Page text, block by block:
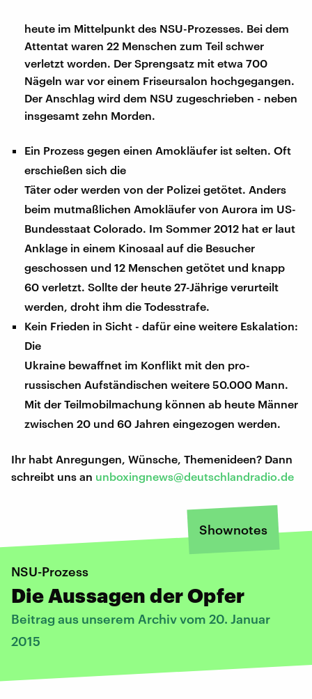
heute im Mittelpunkt des NSU-Prozesses. Bei dem
Attentat waren 22 Menschen zum Teil schwer
verletzt worden. Der Sprengsatz mit etwa 700
Nägeln war vor einem Friseursalon hochgegangen.
Der Anschlag wird dem NSU zugeschrieben - neben
insgesamt zehn Morden.
Ein Prozess gegen einen Amokläufer ist selten. Oft
erschießen sich die
Täter oder werden von der Polizei getötet. Anders
beim mutmaßlichen Amokläufer von Aurora im US-
Bundesstaat Colorado. Im Sommer 2012 hat er laut
Anklage in einem Kinosaal auf die Besucher
geschossen und 12 Menschen getötet und knapp
60 verletzt. Sollte der heute 27-Jährige verurteilt
werden, droht ihm die Todesstrafe.
Kein Frieden in Sicht - dafür eine weitere Eskalation:
Die
Ukraine bewaffnet im Konflikt mit den pro-
russischen Aufständischen weitere 50.000 Mann.
Mit der Teilmobilmachung können ab heute Männer
zwischen 20 und 60 Jahren eingezogen werden.
Ihr habt Anregungen, Wünsche, Themenideen? Dann
schreibt uns an unboxingnews@deutschlandradio.de
Shownotes
NSU-Prozess
Die Aussagen der Opfer
Beitrag aus unserem Archiv vom 20. Januar
2015